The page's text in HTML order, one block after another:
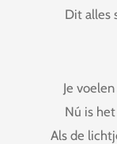
Dit alles
Je
Nú is
Als de